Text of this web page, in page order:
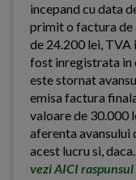
incepand cu data
primit o factura de
de 24.200 lei, TVA
fost inregistrata in
este stornat
emisa factura
valoare de 30.000
aferenta avansului
acest lucru si,
vezi AICI